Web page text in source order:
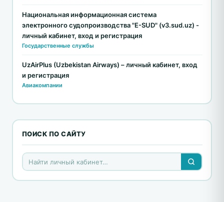
Национальная информационная система
электронного судопроизводства "E-SUD" (v3.sud.uz) -
личный кабинет, вход и регистрация
Государственные службы
UzAirPlus (Uzbekistan Airways) – личный кабинет, вход
и регистрация
Авиакомпании
ПОИСК ПО САЙТУ